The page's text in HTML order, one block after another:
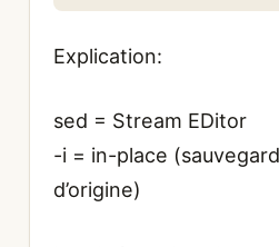
Explication:
sed = Stream EDitor
-i = in-place
d’origine)